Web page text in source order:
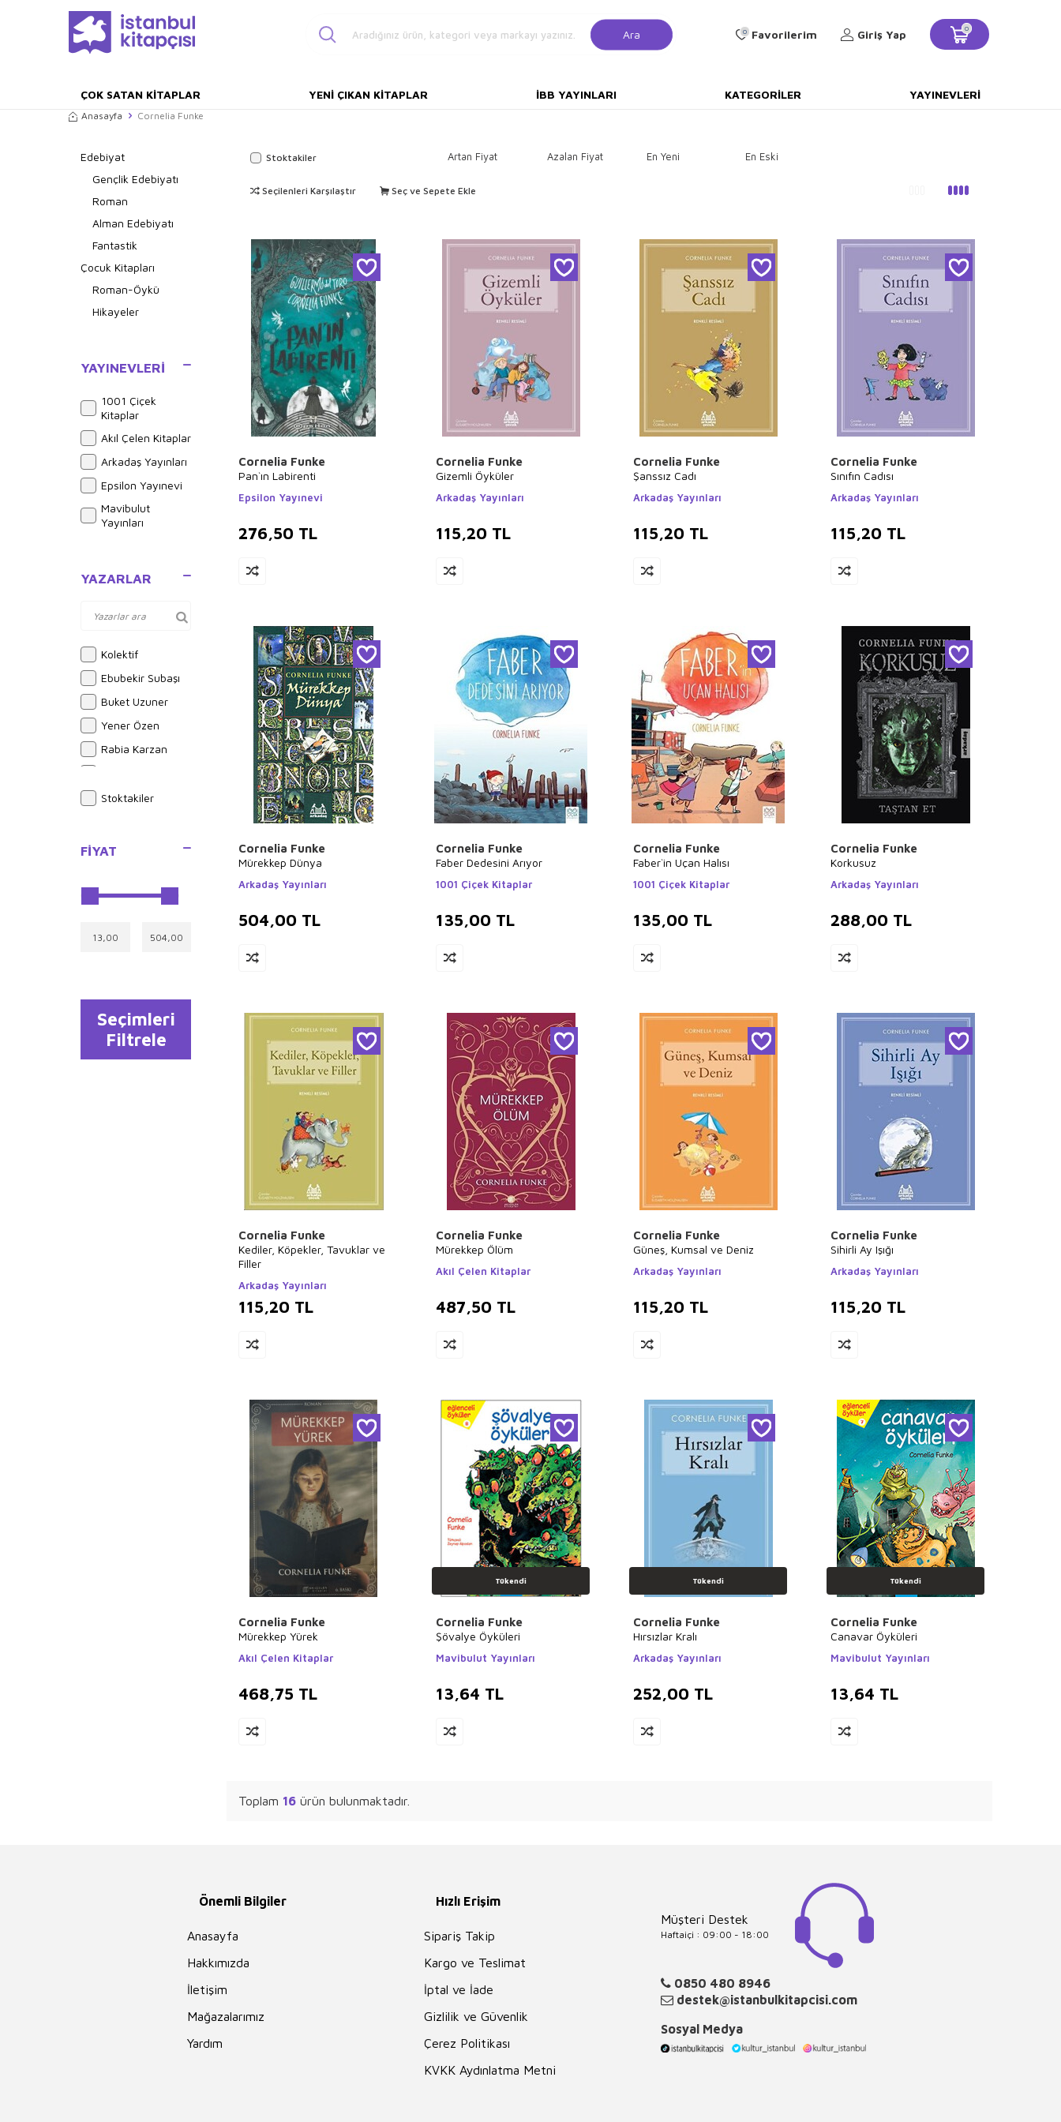
Ara 0 Favorilerim Giriş Yap 0
ÇOK SATAN KITAPLAR YENI ÇIKAN KITAPLAR İBB YAYINLARI KATEGORILER YAYINEVLERI
Anasayfa Cornelia Funke
Edebiyat
Gençlik Edebiyatı
Roman
Alman Edebiyatı
Fantastik
Çocuk Kitapları
Roman-Öykü
Hikayeler
YAYINEVLERI
1001 Çiçek
Kitaplar
Akıl Çelen Kitaplar
Arkadaş Yayınları
Epsilon Yayınevi
Mavibulut
Yayınları
YAZARLAR
Kolektif
Ebubekir Subaşı
Buket Uzuner
Yener Özen
Rabia Karzan
Alphonse Daudet
Yusuf Akçura
Hasan El-Benna
İlyas Özbay
Ali Şeriati
Stoktakiler
FIYAT
Seçimleri
Filtrele
Stoktakiler Artan Fiyat Azalan Fiyat En Yeni En Eski
Seçilenleri Karşılaştır Seç ve Sepete Ekle
Cornelia Funke
Pan`ın Labirenti
Epsilon Yayınevi
276,50 TL
Cornelia Funke
Gizemli Öyküler
Arkadaş Yayınları
115,20 TL
Cornelia Funke
Şanssız Cadı
Arkadaş Yayınları
115,20 TL
Cornelia Funke
Sınıfın Cadısı
Arkadaş Yayınları
115,20 TL
Cornelia Funke
Mürekkep Dünya
Arkadaş Yayınları
504,00 TL
Cornelia Funke
Faber Dedesini Arıyor
1001 Çiçek Kitaplar
135,00 TL
Cornelia Funke
Faber`in Uçan Halısı
1001 Çiçek Kitaplar
135,00 TL
Cornelia Funke
Korkusuz
Arkadaş Yayınları
288,00 TL
Cornelia Funke
Kediler, Köpekler, Tavuklar ve
Filler
Arkadaş Yayınları
115,20 TL
Cornelia Funke
Mürekkep Ölüm
Akıl Çelen Kitaplar
487,50 TL
Cornelia Funke
Güneş, Kumsal ve Deniz
Arkadaş Yayınları
115,20 TL
Cornelia Funke
Sihirli Ay Işığı
Arkadaş Yayınları
115,20 TL
Cornelia Funke
Mürekkep Yürek
Akıl Çelen Kitaplar
468,75 TL
Tükendi
Cornelia Funke
Şövalye Öyküleri
Mavibulut Yayınları
13,64 TL
Tükendi
Cornelia Funke
Hırsızlar Kralı
Arkadaş Yayınları
252,00 TL
Tükendi
Cornelia Funke
Canavar Öyküleri
Mavibulut Yayınları
13,64 TL
Toplam 16 ürün bulunmaktadır.
Önemli Bilgiler
Anasayfa
Hakkımızda
İletişim
Mağazalarımız
Yardım
Hızlı Erişim
Sipariş Takip
Kargo ve Teslimat
İptal ve İade
Gizlilik ve Güvenlik
Çerez Politikası
KVKK Aydınlatma Metni
Müşteri Destek
Haftaiçi : 09:00 - 18:00
0850 480 8946
destek@istanbulkitapcisi.com
Sosyal Medya